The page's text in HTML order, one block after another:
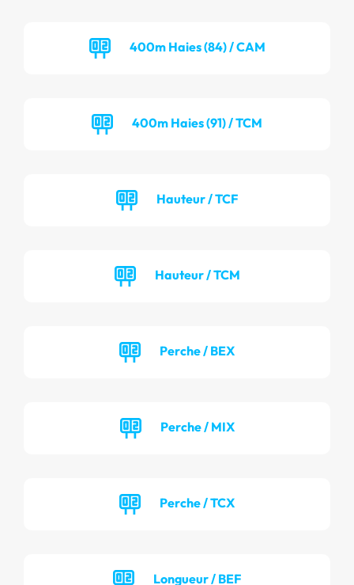
400m Haies (84) / CAM
400m Haies (91) / TCM
Hauteur / TCF
Hauteur / TCM
Perche / BEX
Perche / MIX
Perche / TCX
Longueur / BEF